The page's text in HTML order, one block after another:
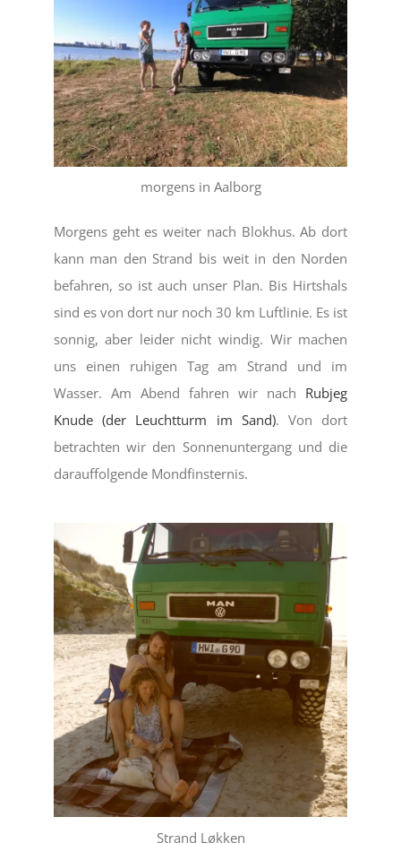
morgens in Aalborg
Morgens geht es weiter nach Blokhus. Ab dort
kann man den Strand bis weit in den Norden
befahren, so ist auch unser Plan. Bis Hirtshals
sind es von dort nur noch 30 km Luftlinie. Es ist
sonnig, aber leider nicht windig. Wir machen
uns einen ruhigen Tag am Strand und im
Wasser. Am Abend fahren wir nach Rubjeg
Knude (der Leuchtturm im Sand). Von dort
betrachten wir den Sonnenuntergang und die
darauffolgende Mondfinsternis.
Strand Løkken